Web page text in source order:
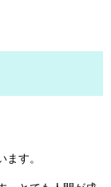
す。